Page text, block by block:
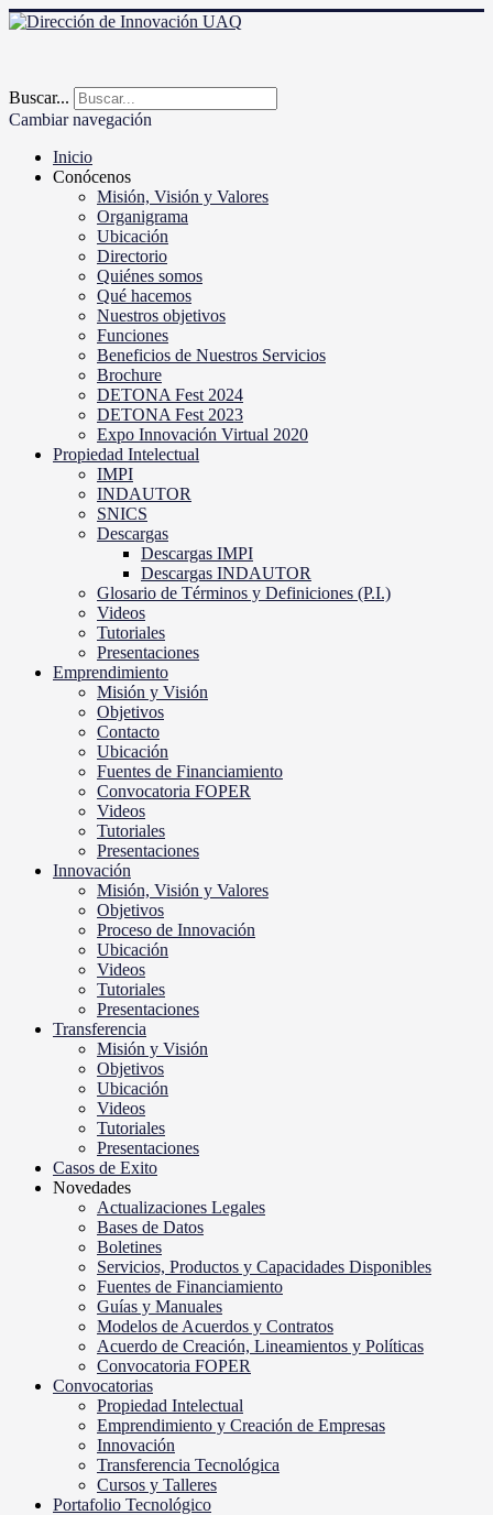
Buscar...
Cambiar navegación
Inicio
Conócenos
Misión, Visión y Valores
Organigrama
Ubicación
Directorio
Quiénes somos
Qué hacemos
Nuestros objetivos
Funciones
Beneficios de Nuestros Servicios
Brochure
DETONA Fest 2024
DETONA Fest 2023
Expo Innovación Virtual 2020
Propiedad Intelectual
IMPI
INDAUTOR
SNICS
Descargas
Descargas IMPI
Descargas INDAUTOR
Glosario de Términos y Definiciones (P.I.)
Videos
Tutoriales
Presentaciones
Emprendimiento
Misión y Visión
Objetivos
Contacto
Ubicación
Fuentes de Financiamiento
Convocatoria FOPER
Videos
Tutoriales
Presentaciones
Innovación
Misión, Visión y Valores
Objetivos
Proceso de Innovación
Ubicación
Videos
Tutoriales
Presentaciones
Transferencia
Misión y Visión
Objetivos
Ubicación
Videos
Tutoriales
Presentaciones
Casos de Exito
Novedades
Actualizaciones Legales
Bases de Datos
Boletines
Servicios, Productos y Capacidades Disponibles
Fuentes de Financiamiento
Guías y Manuales
Modelos de Acuerdos y Contratos
Acuerdo de Creación, Lineamientos y Políticas
Convocatoria FOPER
Convocatorias
Propiedad Intelectual
Emprendimiento y Creación de Empresas
Innovación
Transferencia Tecnológica
Cursos y Talleres
Portafolio Tecnológico